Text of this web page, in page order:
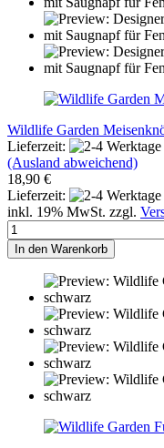
Wildlife Garden
Lieferzeit:
(Ausland abweichend)
18,90 €
Lieferzeit:
inkl. 19% MwSt. zzgl.
In den Warenkorb